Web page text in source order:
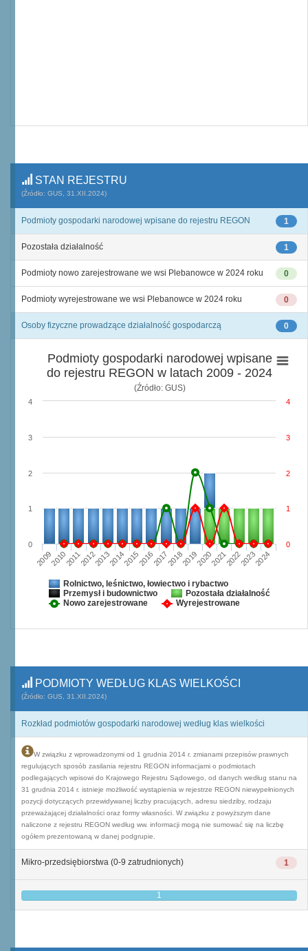
STAN REJESTRU
(Źródło: GUS, 31.XII.2024)
1
Podmioty gospodarki narodowej wpisane do rejestru REGON
1
Pozostała działalność
0
Podmioty nowo zarejestrowane we wsi Plebanowce w 2024 roku
0
Podmioty wyrejestrowane we wsi Plebanowce w 2024 roku
0
Osoby fizyczne prowadzące działalność gospodarczą
Podmioty gospodarki narodowej wpisane
do rejestru REGON w latach 2009 - 2024
(Źródło: GUS)
2009201020112012201320142015201620172018201920202021202220232024
0
1
2
3
4
0
1
2
3
4
Rolnictwo, leśnictwo, łowiectwo i rybactwo
Przemysł i budownictwo
Pozostała działalność
Nowo zarejestrowane
Wyrejestrowane
PODMIOTY WEDŁUG KLAS WIELKOŚCI
(Źródło: GUS, 31.XII.2024)
Rozkład podmiotów gospodarki narodowej według klas wielkości
W związku z wprowadzonymi od 1 grudnia 2014 r. zmianami przepisów prawnych
regulujących sposób zasilania rejestru REGON informacjami o podmiotach
podlegających wpisowi do Krajowego Rejestru Sądowego, od danych według stanu na
31 grudnia 2014 r. istnieje możliwość wystąpienia w rejestrze REGON niewypełnionych
pozycji dotyczących przewidywanej liczby pracujących, adresu siedziby, rodzaju
przeważającej działalności oraz formy własności. W związku z powyższym dane
naliczone z rejestru REGON według ww. informacji mogą nie sumować się na liczbę
ogółem prezentowaną w danej podgrupie.
1
Mikro-przedsiębiorstwa (0-9 zatrudnionych)
1